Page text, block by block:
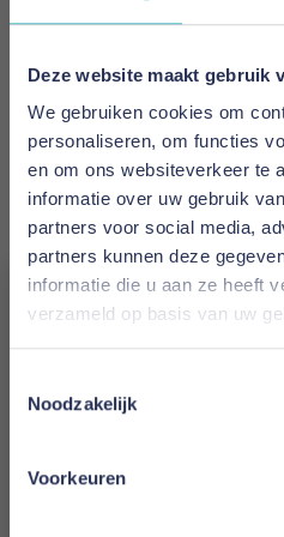
Deze website maakt gebruik
We gebruiken cookies om
personaliseren, om functies
en om ons websiteverkeer te
informatie over uw gebruik
partners voor social media,
partners kunnen deze
informatie die u aan ze heeft
verzameld op basis van uw
Noodzakelijk
Voorkeuren
Kleur
Antraciet
Hoogte
30 cm
Gewicht
E-mail